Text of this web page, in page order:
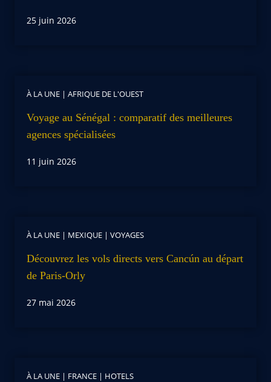
25 juin 2026
À LA UNE | AFRIQUE DE L'OUEST
Voyage au Sénégal : comparatif des meilleures
agences spécialisées
11 juin 2026
À LA UNE | MEXIQUE | VOYAGES
Découvrez les vols directs vers Cancún au départ
de Paris-Orly
27 mai 2026
À LA UNE | FRANCE | HOTELS